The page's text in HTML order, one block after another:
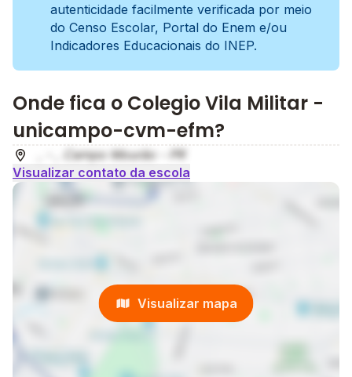
autenticidade facilmente verificada por meio
do Censo Escolar, Portal do Enem e/ou
Indicadores Educacionais do INEP.
Onde fica o Colegio Vila Militar -
unicampo-cvm-efm?
, - , Campo Mourão - PR
Visualizar contato da escola
Visualizar mapa